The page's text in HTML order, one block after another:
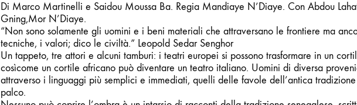
Di Marco Martinelli e Saidou Moussa Ba. Regia Mandiaye N’Diaye. Con Abdou
Gning,Mor N’Diaye.
“Non sono solamente gli uomini e i beni materiali che attraversano le frontiere ma
tecniche, i valori; dico le civiltà.” Leopold Sedar Senghor
Un tappeto, tre attori e alcuni tamburi: i teatri europei si possono trasformare in un
cosìcome un cortile africano può diventare un teatro italiano. Uomini di diversa
attraverso i linguaggi più semplici e immediati, quelli delle favole dell’antica tradizione
palco.